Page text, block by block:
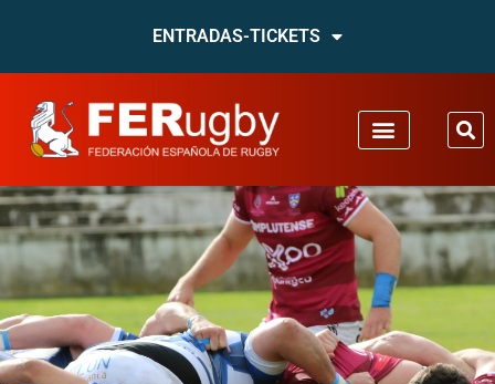
ENTRADAS-TICKETS